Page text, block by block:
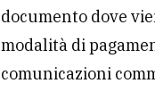
documento dove
modalità di
comunicazioni